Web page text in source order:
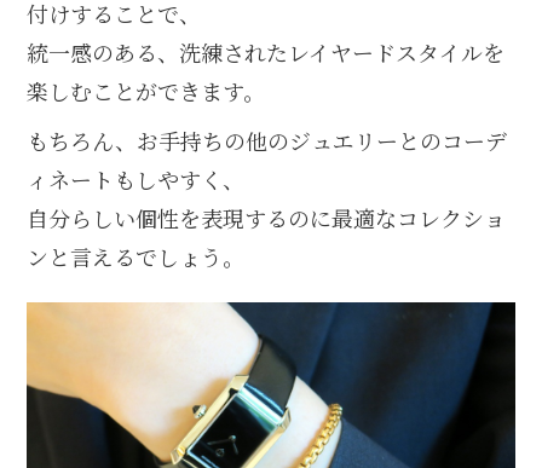
付けすることで、
統一感のある、洗練されたレイヤードスタイルを
楽しむことができます。
もちろん、お手持ちの他のジュエリーとのコーデ
ィネートもしやすく、
自分らしい個性を表現するのに最適なコレクショ
ンと言えるでしょう。